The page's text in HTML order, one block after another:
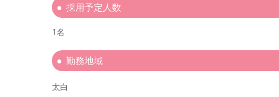
採用予定人数
1名
勤務地域
太白